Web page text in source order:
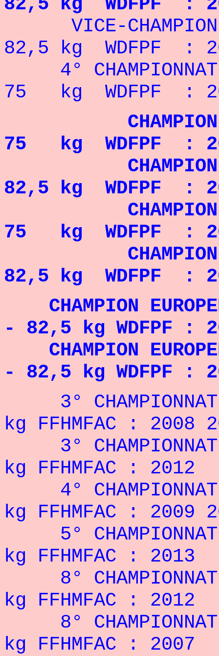
VICE-CHAMPION
82,5 kg WDFPF :
4°
75 kg WDFPF :
CHAMPION
75 kg WDFPF :
CHAMPION
82,5 kg WDFPF :
CHAMPION
75 kg WDFPF :
CHAMPION
82,5 kg WDFPF :
CHAMPION
- 82,5 kg WDFPF :
CHAMPION
- 82,5 kg WDFPF :
3° CHAMPIONNAT
kg FFHMFAC : 2008
3° CHAMPIONNAT
kg FFHMFAC : 2012
4° CHAMPIONNAT
kg FFHMFAC : 2009
5° CHAMPIONNAT
kg FFHMFAC : 2013
8°
kg FFHMFAC : 2012
8° CHAMPIONNAT
kg FFHMFAC : 2007